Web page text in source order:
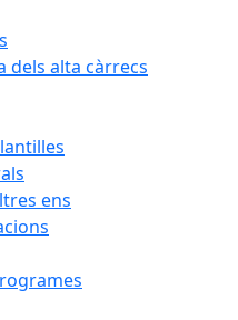
dels alta càrrecs
ens